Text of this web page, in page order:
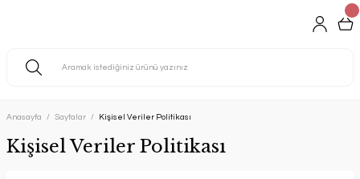
Anasayfa Sayfalar Kişisel Veriler Politikası
Kişisel Veriler Politikası